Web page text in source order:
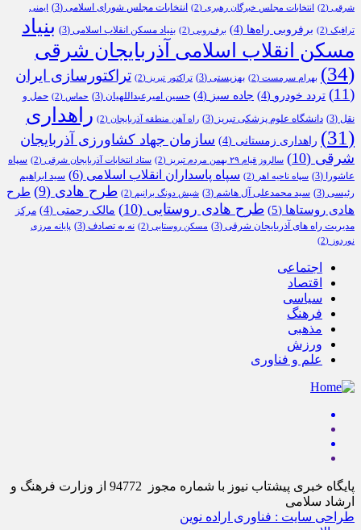
شرقی (2) انتخابات مجلس خبرگان رهبری (2) انتخابات مجلس شورای اسلامی (3) ایمنی
ترافیک (2) برفروبی راه‌ها (4) برف‌روبی (2) بنیاد مسکن انقلاب اسلامی (3)
بنیاد
مسکن انقلاب اسلامی آذربایجان شرقی
(34)
بهرام سرمست (2) بهزیستی (3) تراکتور تبریز (2)
تراکتورسازی ایران
(11)
تردد خودرو (4) جاده سبز (4) حسین امیرعبداللهیان (3) حماس (2)
حمل و
نقل (3) دانشگاه علوم پزشکی تبریز (3) راه آهن منطقه آذربایجان (2)
راهداری
(31)
راهداری زمستانی (4)
سازمان جهاد کشاورزی آذربایجان
شرقی (10) سالروز قیام ۲۹ بهمن مردم تبریز (2) ستاد انتخابات آذربایجان شرقی (2)
سپاه
عاشورا (3) سپاه ناحیه اهر (2) سپاه پاسداران انقلاب اسلامی (6)
سید ابراهیم
رئیسی (3) سید محمدعلی آل هاشم (3) شیش دونگ برانیم (2) طرح هادی (9)
طرح
هادی روستاها (5) طرح هادی روستایی (10) مالک رحمتی (4)
مرکز
مدیریت راه های آذربایجان شرقی (3) مسکن روستایی (2) نه به تصادف (3)
پایانه مرزی
نوردوز (2)
اجتماعی
اقتصاد
سیاسی
فرهنگ
مذهبی
ورزش
علم و فناوری
پایگاه خبری پیشتاب نیوز با شماره مجوز 94772 از وزارت فرهنگ و
ارشاد سلامی
طراحی سایت : فناوری اراده نوین